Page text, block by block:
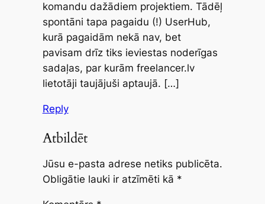
komandu dažādiem projektiem. Tādēļ
spontāni tapa pagaidu (!) UserHub,
kurā pagaidām nekā nav, bet
pavisam drīz tiks ieviestas noderīgas
sadaļas, par kurām freelancer.lv
lietotāji taujājuši aptaujā. […]
Reply
Atbildēt
Jūsu e-pasta adrese netiks publicēta.
Obligātie lauki ir atzīmēti kā *